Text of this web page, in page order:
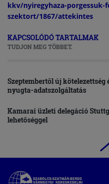
kkv/nyiregyhaza-porgessuk-
szektort/1867/attekintes
KAPCSOLÓDÓ TARTALMAK
TUDJON MEG TÖBBET.
Szeptembertől új
nyugta-adatszolgáltatás
Kamarai üzleti delegáció
lehetőséggel
Szabolcs-